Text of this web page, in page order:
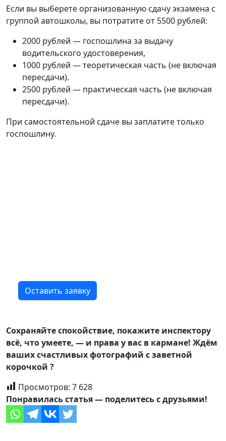
Если вы выберете организованную сдачу экзамена с
группой автошколы, вы потратите от 5500 рублей:
2000 рублей — госпошлина за выдачу
водительского удостоверения,
1000 рублей — теоретическая часть (не включая
пересдачи).
2500 рублей — практическая часть (не включая
пересдачи).
При самостоятельной сдаче вы заплатите только
госпошлину.
Оставить заявку
Сохраняйте спокойствие, покажите инспектору
всё, что умеете, — и права у вас в кармане! Ждём
ваших счастливых фотографий с заветной
корочкой ?
Просмотров: 7 628
Понравилась статья — поделитесь с друзьями!